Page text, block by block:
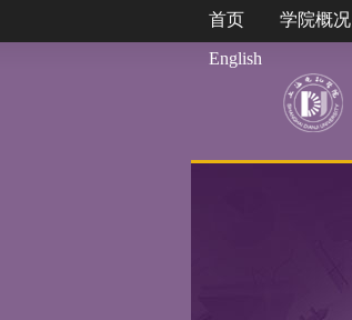
首页 学院概况
English